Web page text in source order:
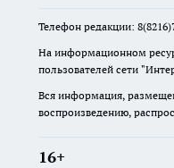
Телефон редакции:
На информационном
пользователей сети
Вся информация,
воспроизведению,
16+